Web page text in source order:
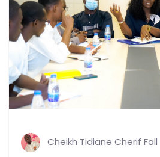
Cheikh Tidiane Cherif Fall